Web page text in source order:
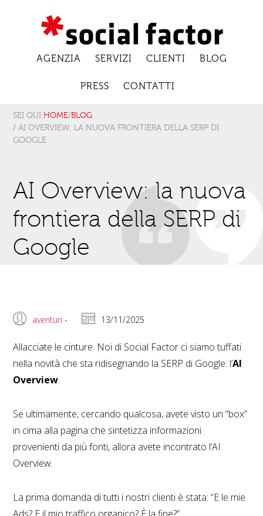
AGENZIA SERVIZI CLIENTI BLOG
PRESS CONTATTI
SEI QUI:HOME/BLOG
/ AI OVERVIEW: LA NUOVA FRONTIERA DELLA SERP DI
GOOGLE
AI Overview: la nuova
frontiera della SERP di
Google
aventuri - 13/11/2025
Allacciate le cinture. Noi di Social Factor ci siamo tuffati
nella novità che sta ridisegnando la SERP di Google: l’AI
Overview.
Se ultimamente, cercando qualcosa, avete visto un “box”
in cima alla pagina che sintetizza informazioni
provenienti da più fonti, allora avete incontrato l’AI
Overview.
La prima domanda di tutti i nostri clienti è stata: “E le mie